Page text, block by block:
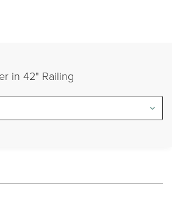
in 42" Railing